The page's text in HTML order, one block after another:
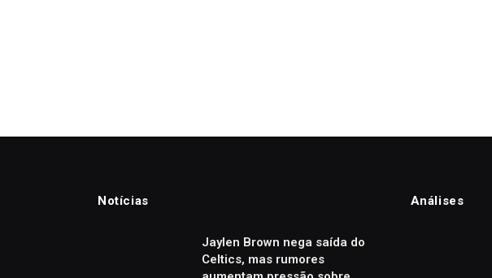
Notícias
Jaylen Brown nega saída do
Celtics, mas rumores
Análises